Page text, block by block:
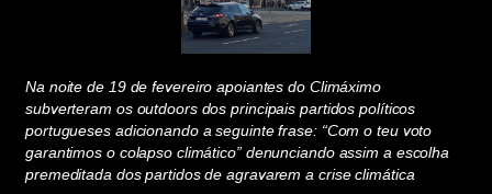
Na noite de 19 de fevereiro apoiantes do Climáximo
subverteram os outdoors dos principais partidos políticos
portugueses adicionando a seguinte frase: “Com o teu voto
garantimos o colapso climático” denunciando assim a escolha
premeditada dos partidos de agravarem a crise climática